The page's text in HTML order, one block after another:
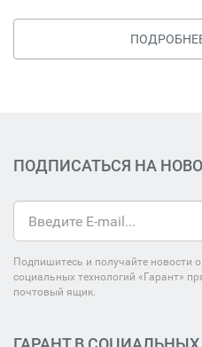
ПОДПИСАТЬСЯ НА
Подпишитесь и получайте новости
социальных технологий «Гарант»
почтовый ящик.